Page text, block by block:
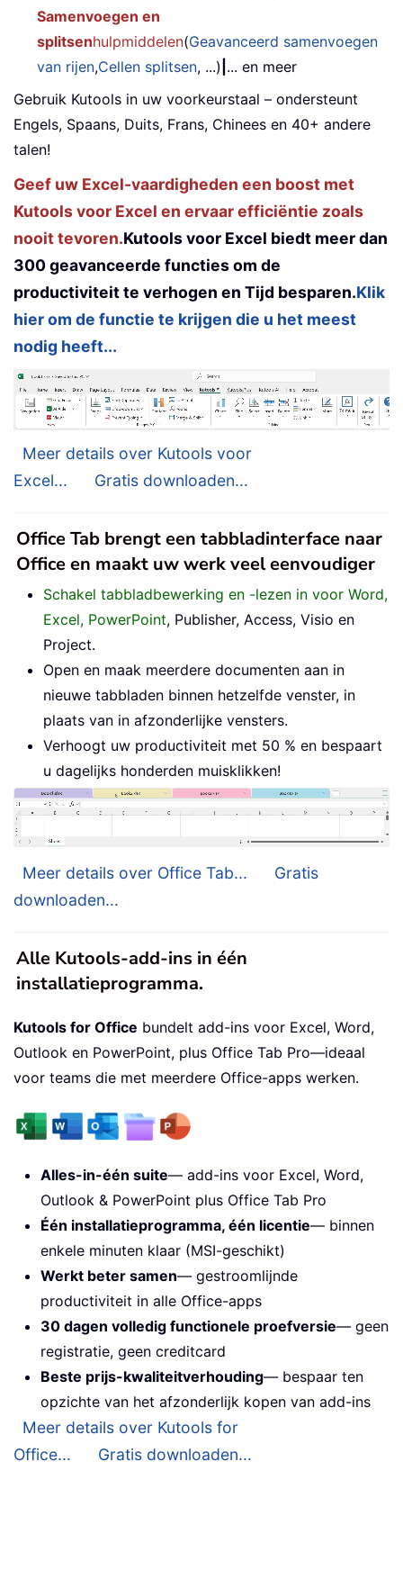
Samenvoegen en
splitsenhulpmiddelen(Geavanceerd samenvoegen
van rijen,Cellen splitsen, ...) ... en meer
Gebruik Kutools in uw voorkeurstaal – ondersteunt
Engels, Spaans, Duits, Frans, Chinees en 40+ andere
talen!
Geef uw Excel-vaardigheden een boost met
Kutools voor Excel en ervaar efficiëntie zoals
nooit tevoren.Kutools voor Excel biedt meer dan
300 geavanceerde functies om de
productiviteit te verhogen en Tijd besparen.Klik
hier om de functie te krijgen die u het meest
nodig heeft...
Meer details over Kutools voor
Excel...
Gratis downloaden...
Office Tab brengt een tabbladinterface naar
Office en maakt uw werk veel eenvoudiger
Schakel tabbladbewerking en -lezen in voor Word,
Excel, PowerPoint, Publisher, Access, Visio en
Project.
Open en maak meerdere documenten aan in
nieuwe tabbladen binnen hetzelfde venster, in
plaats van in afzonderlijke vensters.
Verhoogt uw productiviteit met 50 % en bespaart
u dagelijks honderden muisklikken!
Meer details over Office Tab...
Gratis
downloaden...
Alle Kutools-add-ins in één
installatieprogramma.
Kutools for Office bundelt add-ins voor Excel, Word,
Outlook en PowerPoint, plus Office Tab Pro—ideaal
voor teams die met meerdere Office-apps werken.
Alles-in-één suite— add-ins voor Excel, Word,
Outlook & PowerPoint plus Office Tab Pro
Één installatieprogramma, één licentie— binnen
enkele minuten klaar (MSI-geschikt)
Werkt beter samen— gestroomlijnde
productiviteit in alle Office-apps
30 dagen volledig functionele proefversie— geen
registratie, geen creditcard
Beste prijs-kwaliteitverhouding— bespaar ten
opzichte van het afzonderlijk kopen van add-ins
Meer details over Kutools for
Office...
Gratis downloaden...